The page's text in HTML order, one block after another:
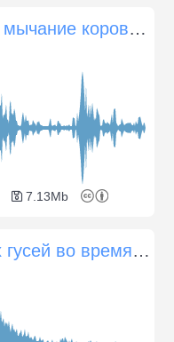
Несколько видов птиц, мычание коров, колокольчики
7.13Mb
Несколько сотен серых гусей во время миграции